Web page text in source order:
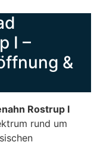
I –
&
Rostrup I
rund um